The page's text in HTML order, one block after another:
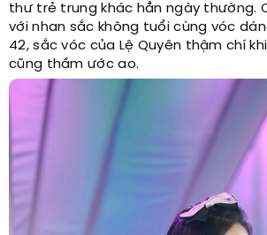
thư trẻ trung khác hẳn ngày thường.
với nhan sắc không tuổi cùng vóc
42, sắc vóc của Lệ Quyên thậm chí
cũng thầm ước ao.